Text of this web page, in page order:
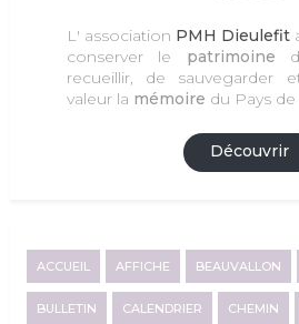
L' association PMH Dieulefit
conserver le patrimoine
recueillir, de sauvegarder
valeur la mémoire du Pays
Découvrir
ACCUEIL AFFICHE BEAUVALLON
BULLETIN CALENDRIER CHEMIN